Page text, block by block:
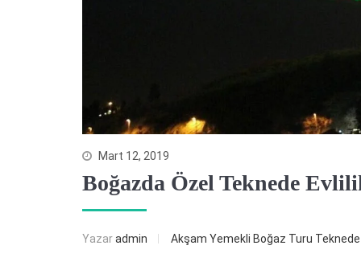
Mart 12, 2019
Boğazda Özel Teknede
Yazaradmin Akşam Yemekli Boğaz Turu